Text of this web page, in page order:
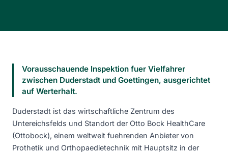
Vorausschauende Inspektion fuer Vielfahrer
zwischen Duderstadt und Goettingen, ausgerichtet
auf Werterhalt.
Duderstadt ist das wirtschaftliche Zentrum des
Untereichsfelds und Standort der Otto Bock HealthCare
(Ottobock), einem weltweit fuehrenden Anbieter von
Prothetik und Orthopaedietechnik mit Hauptsitz in der